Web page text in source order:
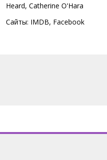
Heard, Catherine O'Hara
Сайты: IMDB, Facebook